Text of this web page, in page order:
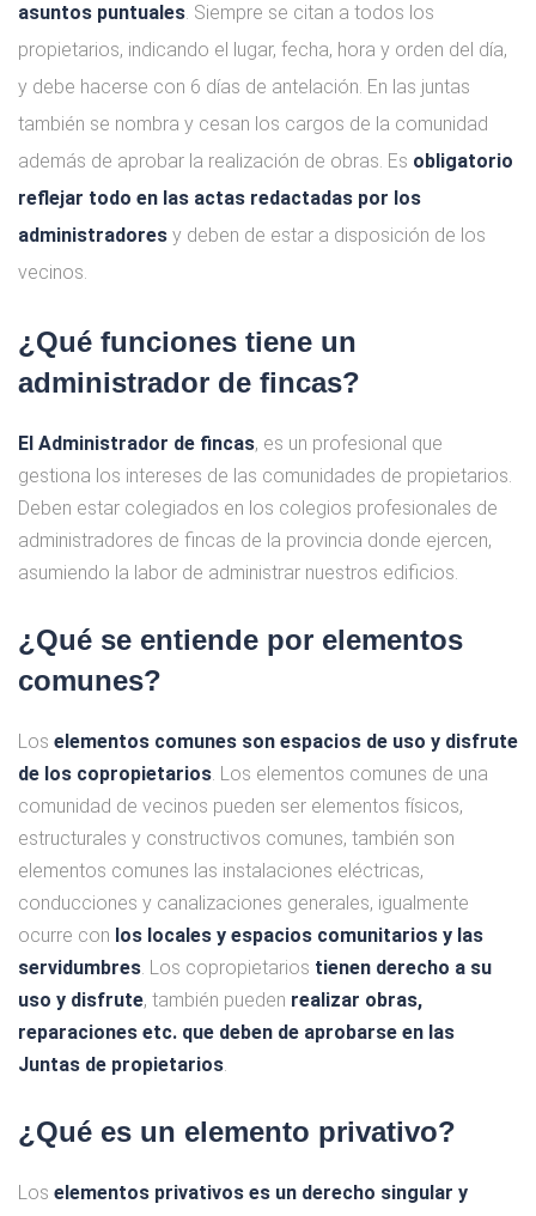
asuntos puntuales. Siempre se citan a todos los
propietarios, indicando el lugar, fecha, hora y orden del día,
y debe hacerse con 6 días de antelación. En las juntas
también se nombra y cesan los cargos de la comunidad
además de aprobar la realización de obras. Es obligatorio
reflejar todo en las actas redactadas por los
administradores y deben de estar a disposición de los
vecinos.
¿Qué funciones tiene un
administrador de fincas?
El Administrador de fincas, es un profesional que
gestiona los intereses de las comunidades de propietarios.
Deben estar colegiados en los colegios profesionales de
administradores de fincas de la provincia donde ejercen,
asumiendo la labor de administrar nuestros edificios.
¿Qué se entiende por elementos
comunes?
Los elementos comunes son espacios de uso y disfrute
de los copropietarios. Los elementos comunes de una
comunidad de vecinos pueden ser elementos físicos,
estructurales y constructivos comunes, también son
elementos comunes las instalaciones eléctricas,
conducciones y canalizaciones generales, igualmente
ocurre con los locales y espacios comunitarios y las
servidumbres. Los copropietarios tienen derecho a su
uso y disfrute, también pueden realizar obras,
reparaciones etc. que deben de aprobarse en las
Juntas de propietarios.
¿Qué es un elemento privativo?
Los elementos privativos es un derecho singular y